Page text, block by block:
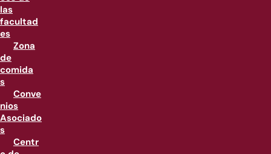
las
facultad
es
Zona
de
comida
s
Conve
nios
Asociado
s
Centr